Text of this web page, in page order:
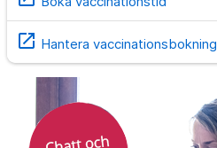
open_in_new Hantera vaccinationsbokning